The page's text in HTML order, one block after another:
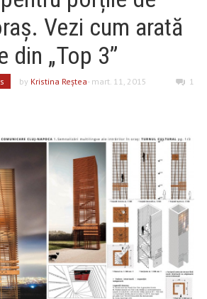
Vezi cum arată
din „Top 3”
by Kristina Reştea- mart. 11, 2015
1